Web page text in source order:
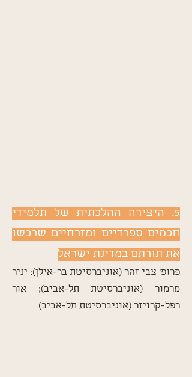
5. היצירה ההלכתית של תלמידי
חכמים ספרדיים ומזרחיים שרכשו
את תורתם במדינת ישראל
פרופ' צבי זהר (אוניברסיטת בר-אילן); יניר
מרמור (אוניברסיטת תל-אביב); אור
רפל-קרויזר (אוניברסיטת תל-אביב)